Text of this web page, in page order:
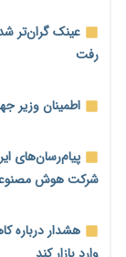
عینک گران‌تر
رفت
اطمینان وزیر
پیام‌رسان‌های
شرکت هوش
هشدار درباره